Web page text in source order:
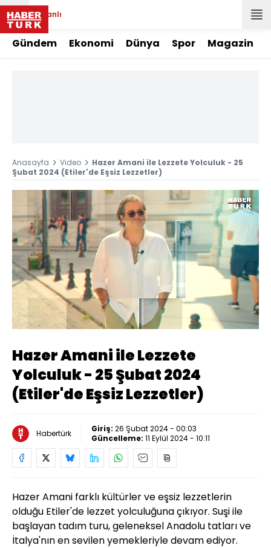
Canlı
Gündem Ekonomi Dünya Spor Magazin
Anasayfa Video
Hazer Amani ile Lezzete Yolculuk - 25
Şubat 2024 (Etiler'de Eşsiz Lezzetler)
Aç
Yüklendi :
Oynatma
Hızı
Hazer Amani ile Lezzete
Yolculuk - 25 Şubat 2024
(Etiler'de Eşsiz Lezzetler)
Habertürk Giriş: 26 Şubat 2024 - 00:03
Güncelleme: 11 Eylül 2024 - 10:11
Hazer Amani farklı kültürler ve eşsiz lezzetlerin
olduğu Etiler'de lezzet yolculuğuna çıkıyor. Suşi ile
başlayan tadım turu, geleneksel Anadolu tatları ve
İtalya'nın en sevilen yemekleriyle devam ediyor.